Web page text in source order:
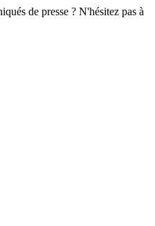
de presse ? N'hésitez pas à